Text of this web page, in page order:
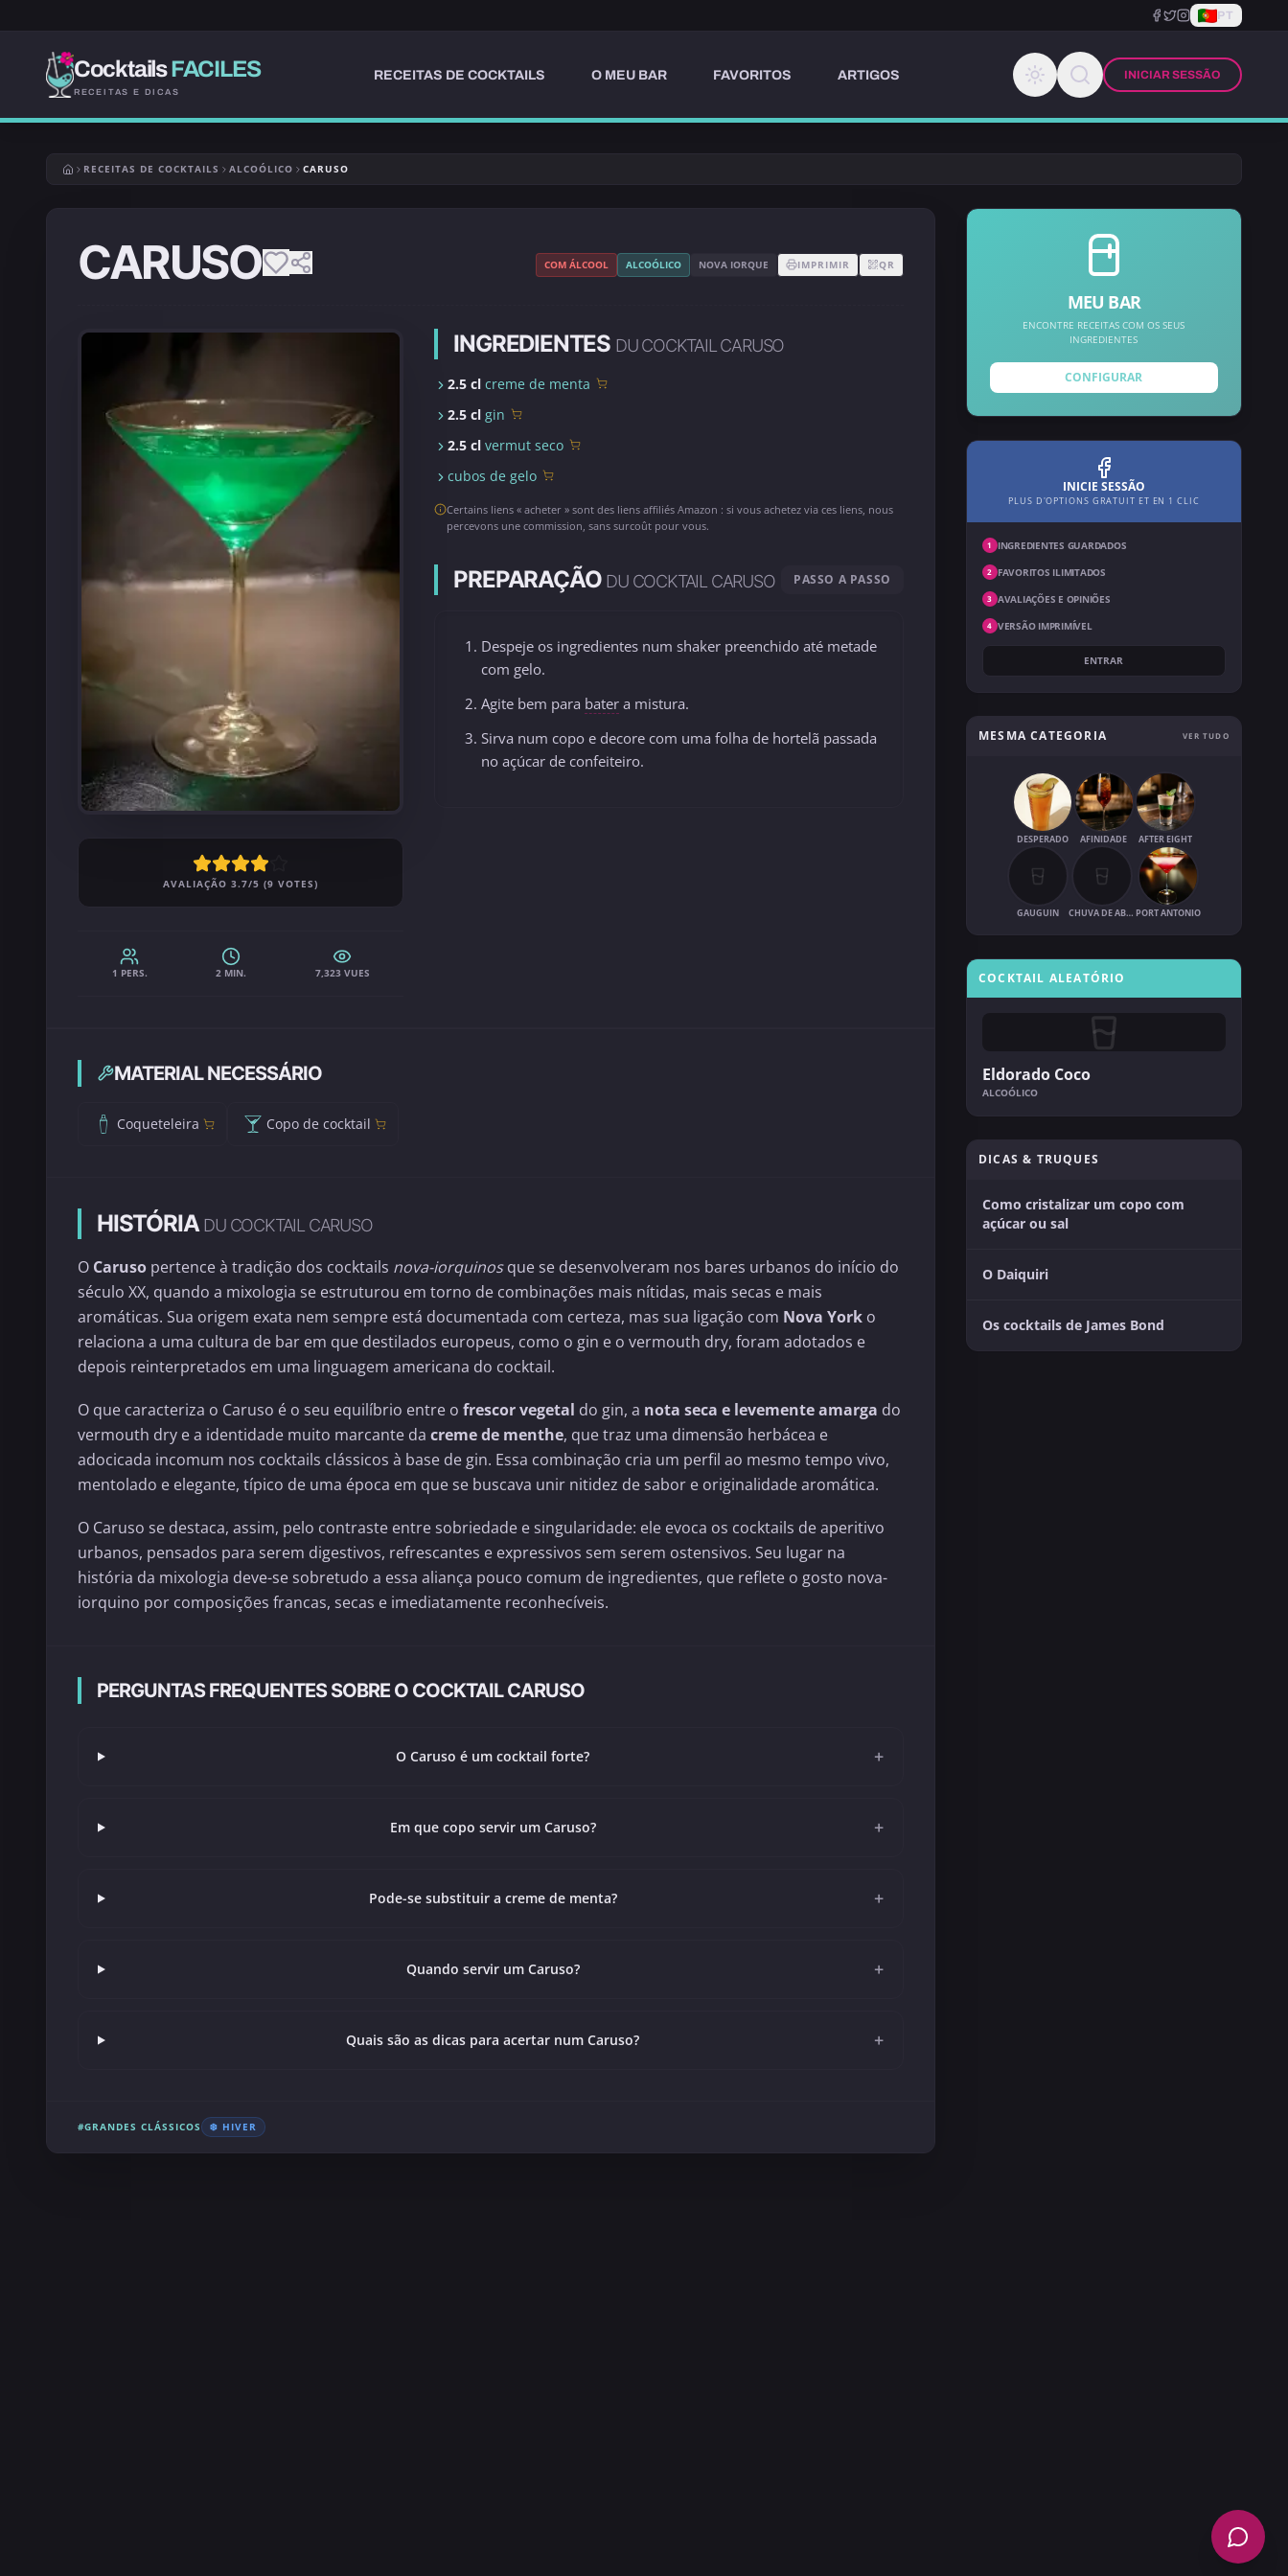
PT
CocktailsFACILES
RECEITAS E DICAS
RECEITAS DE COCKTAILS O MEU BAR FAVORITOS ARTIGOS INICIAR SESSÃO
RECEITAS DE COCKTAILS ALCOÓLICO CARUSO
CARUSO COM ÁLCOOL ALCOÓLICO NOVA IORQUE IMPRIMIR QR
AVALIAÇÃO 3.7/5 (9 VOTES)
1 PERS. 2 MIN. 7,323 VUES
INGREDIENTES DU COCKTAIL CARUSO
2.5 clcreme de menta
2.5 clgin
2.5 clvermut seco
cubos de gelo
Certains liens « acheter » sont des liens affiliés Amazon : si vous achetez via ces liens, nous
percevons une commission, sans surcoût pour vous.
PREPARAÇÃO DU COCKTAIL CARUSO PASSO A PASSO
Despeje os ingredientes num shaker preenchido até metade
com gelo.
Agite bem para bater a mistura.
Sirva num copo e decore com uma folha de hortelã passada
no açúcar de confeiteiro.
MATERIAL NECESSÁRIO
Coqueteleira Copo de cocktail
HISTÓRIA DU COCKTAIL CARUSO
O Caruso pertence à tradição dos cocktails nova-iorquinosque se desenvolveram nos bares urbanos do início do
século XX, quando a mixologia se estruturou em torno de combinações mais nítidas, mais secas e mais
aromáticas. Sua origem exata nem sempre está documentada com certeza, mas sua ligação com Nova York o
relaciona a uma cultura de bar em que destilados europeus, como o gin e o vermouth dry, foram adotados e
depois reinterpretados em uma linguagem americana do cocktail.
O que caracteriza o Caruso é o seu equilíbrio entre o frescor vegetal do gin, a nota seca e levemente amarga do
vermouth dry e a identidade muito marcante da creme de menthe, que traz uma dimensão herbácea e
adocicada incomum nos cocktails clássicos à base de gin. Essa combinação cria um perfil ao mesmo tempo vivo,
mentolado e elegante, típico de uma época em que se buscava unir nitidez de sabor e originalidade aromática.
O Caruso se destaca, assim, pelo contraste entre sobriedade e singularidade: ele evoca os cocktails de aperitivo
urbanos, pensados para serem digestivos, refrescantes e expressivos sem serem ostensivos. Seu lugar na
história da mixologia deve-se sobretudo a essa aliança pouco comum de ingredientes, que reflete o gosto nova-
iorquino por composições francas, secas e imediatamente reconhecíveis.
PERGUNTAS FREQUENTES SOBRE O COCKTAIL CARUSO
O Caruso é um cocktail forte? +
Em que copo servir um Caruso? +
Pode-se substituir a creme de menta? +
Quando servir um Caruso? +
Quais são as dicas para acertar num Caruso? +
#GRANDES CLÁSSICOS ❄️ HIVER
MEU BAR
ENCONTRE RECEITAS COM OS SEUS
INGREDIENTES
CONFIGURAR
INICIE SESSÃO
PLUS D'OPTIONS GRATUIT ET EN 1 CLIC
1 INGREDIENTES GUARDADOS
2 FAVORITOS ILIMITADOS
3 AVALIAÇÕES E OPINIÕES
4 VERSÃO IMPRIMÍVEL
ENTRAR
MESMA CATEGORIA VER TUDO
DESPERADO AFINIDADE AFTER EIGHT
GAUGUIN CHUVA DE ABRIL PORT ANTONIO
COCKTAIL ALEATÓRIO
Eldorado Coco
ALCOÓLICO
DICAS & TRUQUES
Como cristalizar um copo com
açúcar ou sal
O Daiquiri
Os cocktails de James Bond